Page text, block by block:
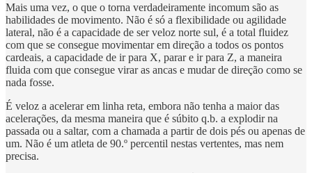
Mais uma vez, o que o torna verdadeiramente incomum são as
habilidades de movimento. Não é só a flexibilidade ou agilidade
lateral, não é a capacidade de ser veloz norte sul, é a total fluidez
com que se consegue movimentar em direção a todos os pontos
cardeais, a capacidade de ir para X, parar e ir para Z, a maneira
fluida com que consegue virar as ancas e mudar de direção como se
nada fosse.
É veloz a acelerar em linha reta, embora não tenha a maior das
acelerações, da mesma maneira que é súbito q.b. a explodir na
passada ou a saltar, com a chamada a partir de dois pés ou apenas de
um. Não é um atleta de 90.º percentil nestas vertentes, mas nem
precisa.